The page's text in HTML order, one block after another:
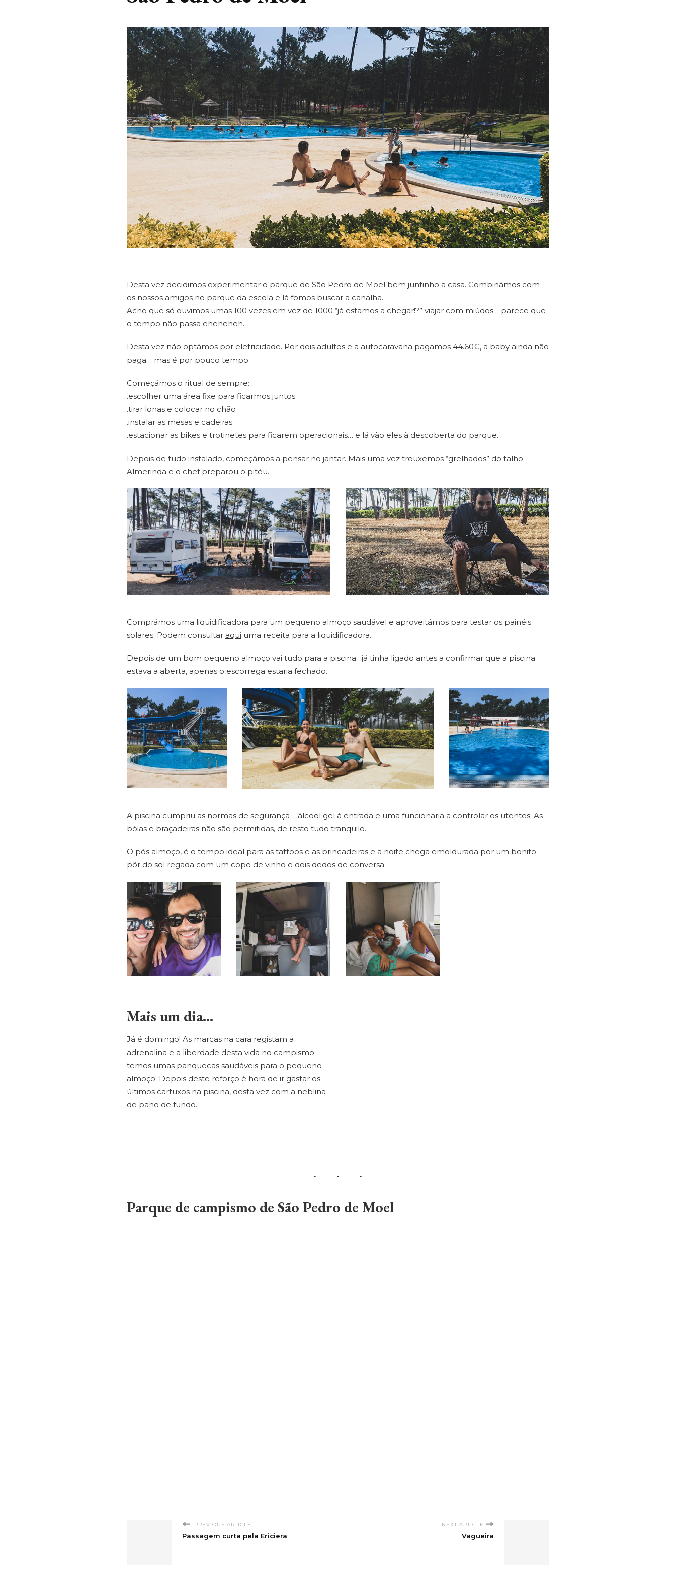
Desta vez decidimos experimentar o parque de São Pedro de Moel bem juntinho a casa. Combinámos com
os nossos amigos no parque da escola e lá fomos buscar a canalha.
Acho que só ouvimos umas 100 vezes em vez de 1000 “já estamos a chegar!?” viajar com miúdos… parece que
o tempo não passa eheheheh.
Desta vez não optámos por eletricidade. Por dois adultos e a autocaravana pagamos 44.60€, a baby ainda não
paga… mas é por pouco tempo.
Começámos o ritual de sempre:
.escolher uma área fixe para ficarmos juntos
.tirar lonas e colocar no chão
.instalar as mesas e cadeiras
.estacionar as bikes e trotinetes para ficarem operacionais… e lá vão eles à descoberta do parque.
Depois de tudo instalado, começámos a pensar no jantar. Mais uma vez trouxemos “grelhados” do talho
Almerinda e o chef preparou o pitéu.
Comprámos uma liquidificadora para um pequeno almoço saudável e aproveitámos para testar os painéis
solares. Podem consultar aqui uma receita para a liquidificadora.
Depois de um bom pequeno almoço vai tudo para a piscina…já tinha ligado antes a confirmar que a piscina
estava a aberta, apenas o escorrega estaria fechado.
A piscina cumpriu as normas de segurança – álcool gel à entrada e uma funcionaria a controlar os utentes. As
bóias e braçadeiras não são permitidas, de resto tudo tranquilo.
O pós almoço, é o tempo ideal para as tattoos e as brincadeiras e a noite chega emoldurada por um bonito
pôr do sol regada com um copo de vinho e dois dedos de conversa.
Mais um dia…
Já é domingo! As marcas na cara registam a
adrenalina e a liberdade desta vida no campismo…
temos umas panquecas saudáveis para o pequeno
almoço. Depois deste reforço é hora de ir gastar os
últimos cartuxos na piscina, desta vez com a neblina
de pano de fundo.
Parque de campismo de São Pedro de Moel
PREVIOUS ARTICLE
Passagem curta pela Ericiera
NEXT ARTICLE
Vagueira